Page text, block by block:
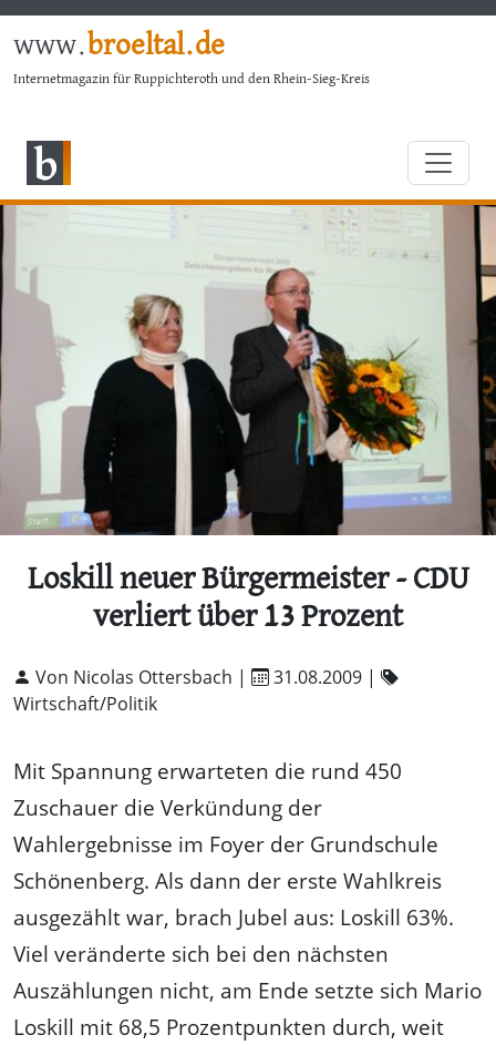
www.broeltal.de
Internetmagazin für Ruppichteroth und den Rhein-Sieg-Kreis
Loskill neuer Bürgermeister - CDU
verliert über 13 Prozent
Von Nicolas Ottersbach | 31.08.2009 |
Wirtschaft/Politik
Mit Spannung erwarteten die rund 450
Zuschauer die Verkündung der
Wahlergebnisse im Foyer der Grundschule
Schönenberg. Als dann der erste Wahlkreis
ausgezählt war, brach Jubel aus: Loskill 63%.
Viel veränderte sich bei den nächsten
Auszählungen nicht, am Ende setzte sich Mario
Loskill mit 68,5 Prozentpunkten durch, weit